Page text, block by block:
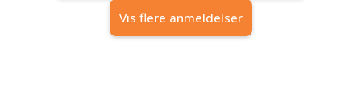
Vis flere anmeldelser